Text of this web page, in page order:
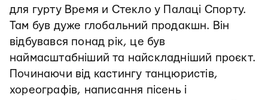
для гурту Время и Стекло у Палаці Спорту.
Там був дуже глобальний продакшн. Він
відбувався понад рік, це був
наймасштабніший та найскладніший проєкт.
Починаючи від кастингу танцюристів,
хореографів, написання пісень і